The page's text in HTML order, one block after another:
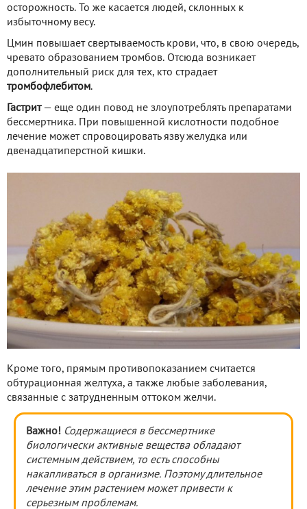
осторожность. То же касается людей, склонных к
избыточному весу.
Цмин повышает свертываемость крови, что, в свою очередь,
чревато образованием тромбов. Отсюда возникает
дополнительный риск для тех, кто страдает
тромбофлебитом.
Гастрит— еще один повод не злоупотреблять препаратами
бессмертника. При повышенной кислотности подобное
лечение может спровоцировать язву желудка или
двенадцатиперстной кишки.
Кроме того, прямым противопоказанием считается
обтурационная желтуха, а также любые заболевания,
связанные с затрудненным оттоком желчи.
Важно! Содержащиеся в бессмертнике
биологически активные вещества обладают
системным действием, то есть способны
накапливаться в организме. Поэтому длительное
лечение этим растением может привести к
серьезным проблемам.